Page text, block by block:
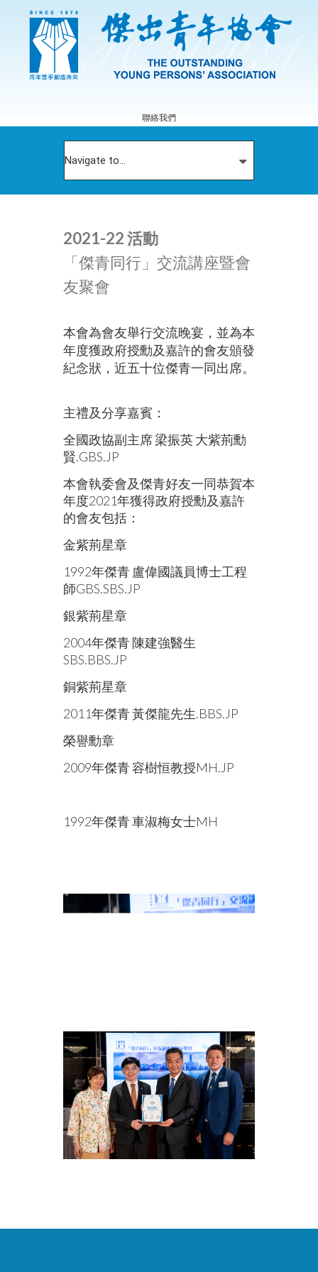
聯絡我們
2021-22 活動
「傑青同行」交流講座暨會
友聚會
本會為會友舉行交流晚宴，並為本
年度獲政府授勳及嘉許的會友頒發
紀念狀，近五十位傑青一同出席。
主禮及分享嘉賓：
全國政協副主席 梁振英 大紫荊勳
賢.GBS.JP
本會執委會及傑青好友一同恭賀本
年度2021年獲得政府授勳及嘉許
的會友包括：
金紫荊星章
1992年傑青 盧偉國議員博士工程
師GBS.SBS.JP
銀紫荊星章
2004年傑青 陳建強醫生
SBS.BBS.JP
銅紫荊星章
2011年傑青 黃傑龍先生.BBS.JP
榮譽勳章
2009年傑青 容樹恒教授MH.JP
1992年傑青 車淑梅女士MH